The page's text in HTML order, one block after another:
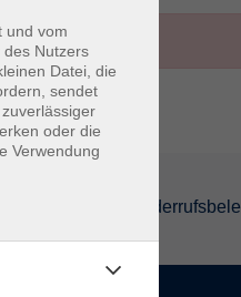
und vom
Nutzers
Datei, die
sendet
oder die
Verwendung